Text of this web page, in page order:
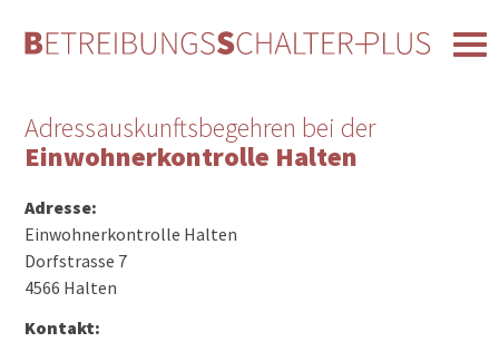
Adressauskunftsbegehren bei der
Einwohnerkontrolle Halten
Adresse:
Einwohnerkontrolle Halten
Dorfstrasse 7
4566 Halten
Kontakt: